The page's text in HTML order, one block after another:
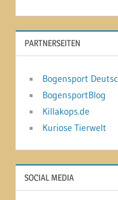
PARTNERSEITEN
Bogensport
BogensportBlog
Killakops.de
Kuriose Tierwelt
SOCIAL MEDIA